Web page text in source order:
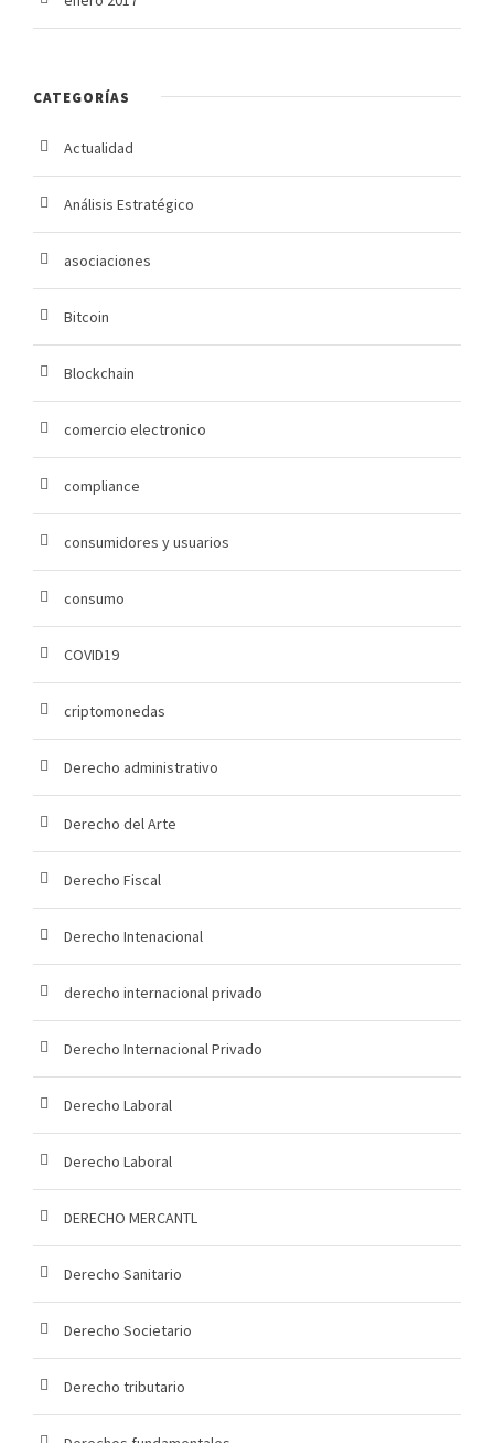
CATEGORÍAS
Actualidad
Análisis Estratégico
asociaciones
Bitcoin
Blockchain
comercio electronico
compliance
consumidores y usuarios
consumo
COVID19
criptomonedas
Derecho administrativo
Derecho del Arte
Derecho Fiscal
Derecho Intenacional
derecho internacional privado
Derecho Internacional Privado
Derecho Laboral
Derecho Laboral
DERECHO MERCANTL
Derecho Sanitario
Derecho Societario
Derecho tributario